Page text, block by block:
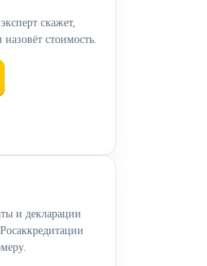
скажет,
стоимость.
и декларации